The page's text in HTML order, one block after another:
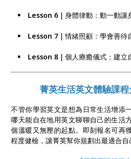
Lesson 6｜身體律動：動一動讓
Lesson 7｜情緒照顧：學會善待
Lesson 8｜個人療癒儀式：建立
菁英生活英文體驗課程
不管你學習英文是想為日常生活增添
哪天能自在地用英文聊聊自己的生活
個溫暖又無壓的起點。即刻報名可再
程度健檢，讓菁英幫你規劃出最適合自